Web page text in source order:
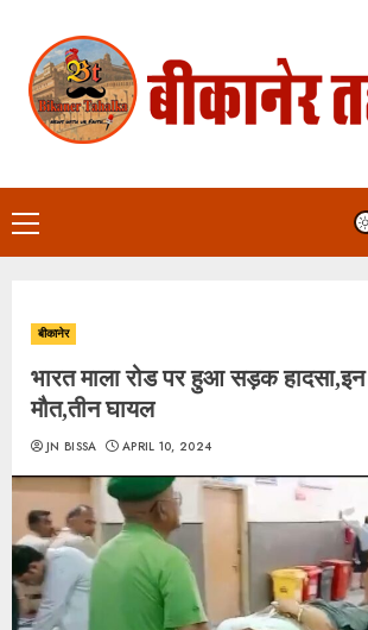
content
Primary
Menu
बीकानेर
भारत माला रोड पर हुआ सड़क
मौत,तीन घायल
JN BISSA APRIL 10, 2024